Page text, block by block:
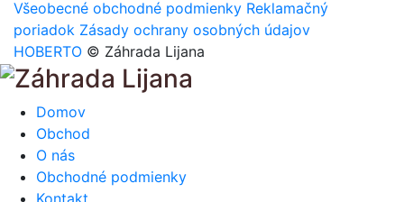
Všeobecné obchodné podmienky Reklamačný
poriadok Zásady ochrany osobných údajov
HOBERTO © Záhrada Lijana
Domov
Obchod
O nás
Obchodné podmienky